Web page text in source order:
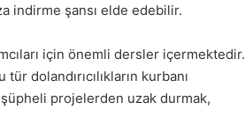
indirme şansı elde edebilir.
için önemli dersler içermektedir.
dolandırıcılıkların kurbanı
projelerden uzak durmak,